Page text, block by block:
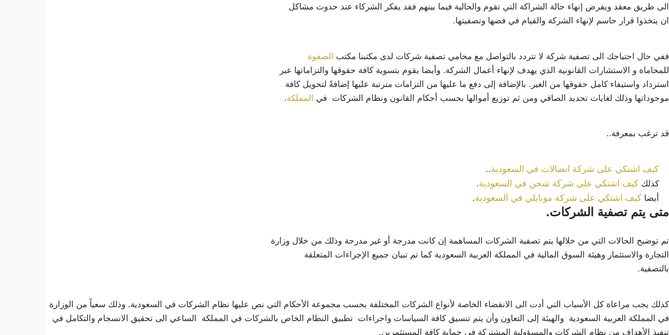
الى طريق معقد ويفرض إنهاء حالة الشراكة التي تقوم والحالية فيما بينهم فقد يفكر الشركاء عند حدوث مشاكل
ان يتخذوا قرار حاسم لإنهاء الشركة والقيام في فضها وتصفيتها.
ففي حال احتياجك الى تصفية شركة لا تتردد بالتواصل مع محامي تصفية شركات لدى مكتبنا مكتب
الصفوة
للمحاماة و الاستشارات القانونية الذي يهدف لإنهاء أعمال الشركة. وأيضا يقوم بتسوية كافة حقوقها والتزاماتها عبر
استرداد واستيفاء كامل حقوقها من الغير. بالإضافة إلى دفع ما عليها من التزامات مترتبة عليها إضافةً لتحويل كافة
موجوداتها وذلك لغايات تحديد الصافي ومن ثم توزيع أموالها بحسب أحكام القانون ونظام الشركات في
المملكة.
قد ترغب بمعرفة..
كيف اشتكي على شركة اتصالات في السعودية..
كذلك كيف اشتكي على شركة شحن في السعودية.
أيضا كيف اشتكي على شركة موبايلي في السعودية.
متى يتم تصفية الشركات.
تم توضيح الحالات التي من خلالها يتم تصفية الشركات المساهمة إن كانت مدرجة أو غير مدرجة وذلك من خلال وزارة
التجارة والاستثمار وهيئة السوق المالية في المملكة العربية السعودية كما تم تبيان جميع الإجراءات المتعلقة
بالتصفية.
كذلك يجب مراعاة كل الأسباب التي أدت الى الانقضاء الخاصة لأنواع الشركات المختلفة بحسب مجموعة الأحكام التي نص عليها نظام الشركات في السعودية. وذلك سعياً من الوزارة
في المملكة العربية السعودية والهيئة إلى التعاون وأن يتم تنسيق كافة السياسات واجراءات تطبيق النظام الخاص بالشركات في المملكة الساعي الى تحقيق الانسجام والتكامل في
تنفيذ الأهداف من نظام الشركات والمسؤولية المشتركة في حماية كافة المستثمرين.